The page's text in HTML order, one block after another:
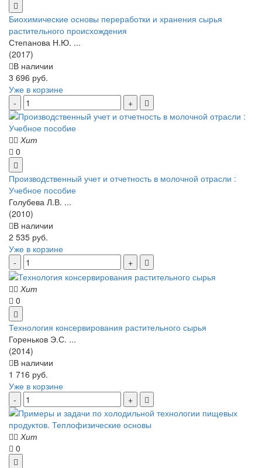
Биохимические основы переработки и хранения сырья
растительного происхождения
Степанова Н.Ю. ...
(2017)
В наличии
3 696 руб.
Уже в корзине
Хит
0
Производственный учет и отчетность в молочной отрасли :
Учебное пособие
Голубева Л.В. ...
(2010)
В наличии
2 535 руб.
Уже в корзине
Хит
0
Технология консервирования растительного сырья
Гореньков Э.С. ...
(2014)
В наличии
1 716 руб.
Уже в корзине
Хит
0